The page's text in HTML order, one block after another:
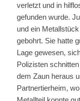
verletzt und in
gefunden wurde.
und ein
gebohrt. Sie hatte
Lage gewesen,
Polizisten
dem Zaun heraus
Partnertierheim,